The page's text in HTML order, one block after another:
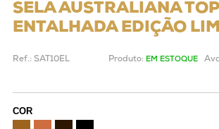
SELA AUSTRALIANA
ENTALHADA EDIÇÃO
Ref.: SAT10EL Produto: EM ESTOQUE
COR